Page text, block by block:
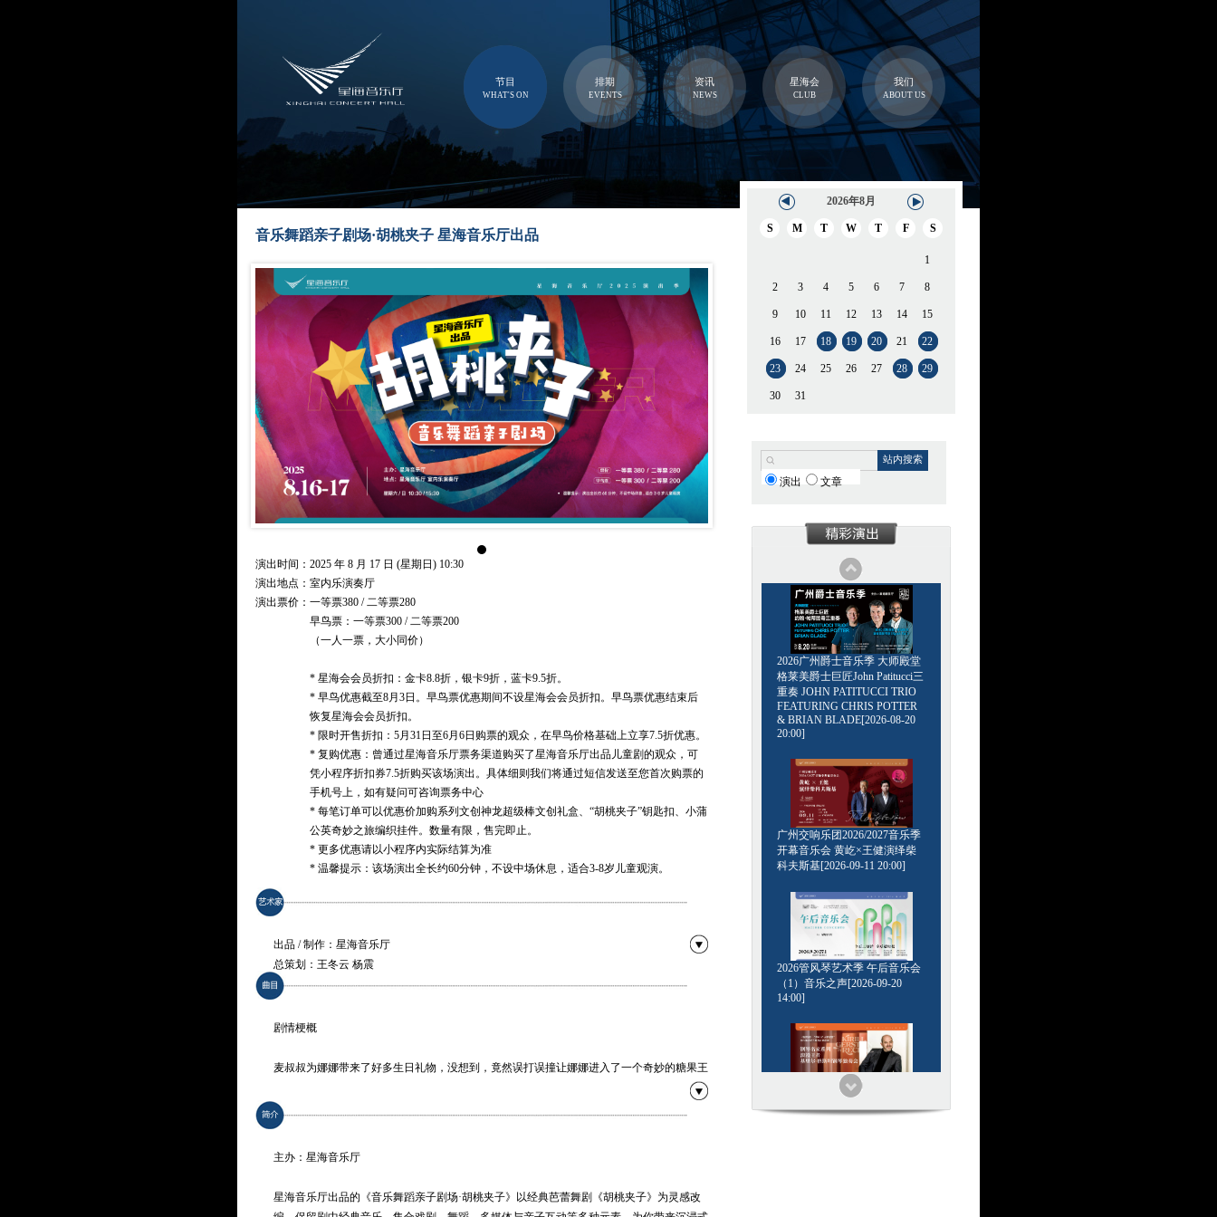
节目
WHAT'S ON
排期
EVENTS
资讯
NEWS
星海会
CLUB
我们
ABOUT US
音乐舞蹈亲子剧场·胡桃夹子 星海音乐厅出品
演出时间：2025 年 8 月 17 日 (星期日) 10:30
演出地点：室内乐演奏厅
演出票价： 一等票380 / 二等票280
早鸟票：一等票300 / 二等票200
（一人一票，大小同价）
* 星海会会员折扣：金卡8.8折，银卡9折，蓝卡9.5折。
* 早鸟优惠截至8月3日。早鸟票优惠期间不设星海会会员折扣。早鸟票优惠结束后
恢复星海会会员折扣。
* 限时开售折扣：5月31日至6月6日购票的观众，在早鸟价格基础上立享7.5折优惠。
* 复购优惠：曾通过星海音乐厅票务渠道购买了星海音乐厅出品儿童剧的观众，可
凭小程序折扣券7.5折购买该场演出。具体细则我们将通过短信发送至您首次购票的
手机号上，如有疑问可咨询票务中心
* 每笔订单可以优惠价加购系列文创神龙超级棒文创礼盒、“胡桃夹子”钥匙扣、小蒲
公英奇妙之旅编织挂件。数量有限，售完即止。
* 更多优惠请以小程序内实际结算为准
* 温馨提示：该场演出全长约60分钟，不设中场休息，适合3-8岁儿童观演。
出品 / 制作：星海音乐厅
总策划：王冬云 杨震
总监制：谭伟
传播策划：罗倩文
剧本改编：王丹妮 米立
音乐设计：吴泽华
灯光舞美设计：刘诗豪
服装设计：李红
剧情梗概
麦叔叔为娜娜带来了好多生日礼物，没想到，竟然误打误撞让娜娜进入了一个奇妙的糖果王
国。糖葫芦、冰淇淋、桂花糕……好多美味，可是，哪里有点不对劲？勇敢的胡桃夹子，可
爱的糖果仙子，爱搞破坏的老鼠王……是朋友还是敌人？娜娜都遇见了什么？快来现场揭晓
吧！
主办：星海音乐厅
星海音乐厅出品的《音乐舞蹈亲子剧场·胡桃夹子》以经典芭蕾舞剧《胡桃夹子》为灵感改
2026年8月
S M T W T F S
1
2 3 4 5 6 7 8
9 10 11 12 13 14 15
16 17 18 19 20 21 22
23 24 25 26 27 28 29
30 31
站内搜索
演出 文章
2026广州爵士音乐季 大师殿堂
格莱美爵士巨匠John Patitucci三
重奏 JOHN PATITUCCI TRIO
FEATURING CHRIS POTTER
& BRIAN BLADE[2026-08-20
20:00]
广州交响乐团2026/2027音乐季
开幕音乐会 黄屹×王健演绎柴
科夫斯基[2026-09-11 20:00]
2026管风琴艺术季 午后音乐会
（1）音乐之声[2026-09-20
14:00]
钢琴名家系列 浪漫王者 基里尔
·格斯坦钢琴独奏会[2026-09-24